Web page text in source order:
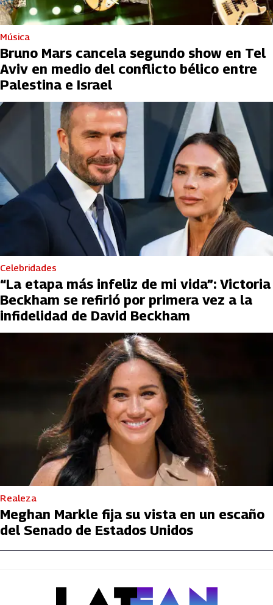
Música
Bruno Mars cancela segundo show en Tel
Aviv en medio del conflicto bélico entre
Palestina e Israel
Celebridades
“La etapa más infeliz de mi vida”: Victoria
Beckham se refirió por primera vez a la
infidelidad de David Beckham
Realeza
Meghan Markle fija su vista en un escaño
del Senado de Estados Unidos